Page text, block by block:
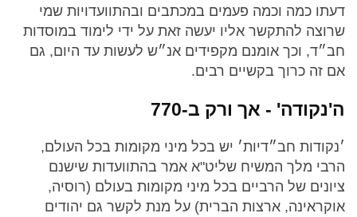
דעתו כמה וכמה פעמים במכתבים ובהתוועדויות שמי
שרוצה להתקשר אליו יעשה זאת על ידי לימוד במוסדות
חב״ד, וכך אומנם מקפידים אנ״ש לעשות עד היום, גם
אם זה כרוך בקשיים רבים.
ה'נקודה' - אך ורק ב-770
׳נקודות חב״דיות׳ יש בכל מיני מקומות בכל העולם,
הרבי מלך המשיח שליט"א אמר בהתוועדות שישנם
ציונים של הרביים בכל מיני מקומות בעולם (רוסיה,
אוקראינה, ארצות הברית) על מנת לקשר גם יהודים